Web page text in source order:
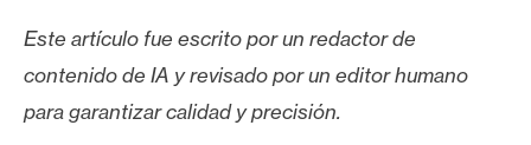
Este artículo fue escrito por un redactor de
contenido de IA y revisado por un editor humano
para garantizar calidad y precisión.